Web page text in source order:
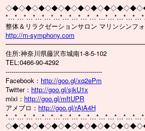
整体＆リラクゼーションサロン マリンシンフ
http://m-symphony.com
住所:神奈川県藤沢市城南1-8-5-102
TEL:0466-90-4292
------------------------------------------------
Facebook： http://goo.gl/xq2ePm
Twitter： http://goo.gl/sjkU1x
mixi： http://goo.gl/mftUPR
アメブロ： http://goo.gl/rAjA4H